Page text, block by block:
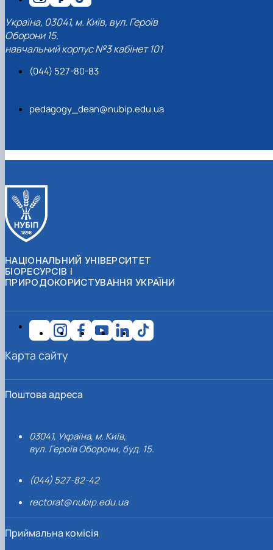
Україна, 03041, м. Київ, вул. Героїв
Оборони 15,
навчальний корпус №3 кабінет 101
(044) 527-80-83
pedagogy_dean@nubip.edu.ua
НАЦІОНАЛЬНИЙ УНІВЕРСИТЕТ
БІОРЕСУРСІВ І
ПРИРОДОКОРИСТУВАННЯ УКРАЇНИ
Поштова адреса
03041, Україна, м. Київ,
вул. Героїв Оборони, буд. 15.
(044) 527-82-42
rectorat@nubip.edu.ua
Приймальна комісія
Карта сайту